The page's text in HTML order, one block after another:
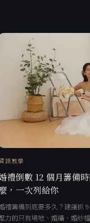
訊教學
禮倒數 12 個月籌備
，一次列給你
禮籌備到底要多久？建議抓
力的只有場地、婚攝、婚紗